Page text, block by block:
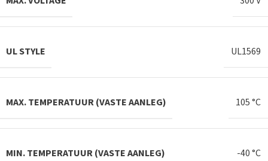
UL STYLE UL1569
MAX. TEMPERATUUR (VASTE AANLEG) 105 °C
MIN. TEMPERATUUR (VASTE AANLEG) -40 °C